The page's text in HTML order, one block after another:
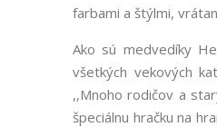
farbami a štýlmi,
Ako sú medvedíky
všetkých vekových
,,Mnoho rodičov a
špeciálnu hračku na